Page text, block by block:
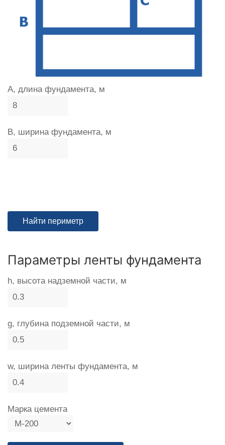
A, длина фундамента, м
B, ширина фундамента, м
Параметры ленты фундамента
h, высота надземной части, м
g, глубина подземной части, м
w, ширина ленты фундамента, м
Марка цемента